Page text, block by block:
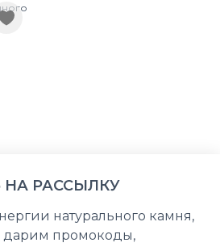
РАССЫЛКУ
натурального камня,
дарим промокоды,